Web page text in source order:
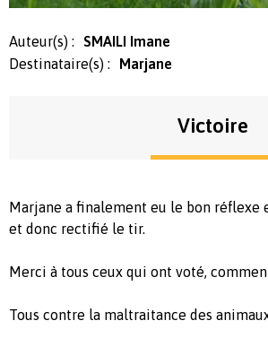
Auteur(s) :
SMAILI Imane
Destinataire(s) :
Marjane
Victoire
Marjane a finalement eu le bon
et donc rectifié le tir.
Merci à tous ceux qui ont voté,
Tous contre la maltraitance des